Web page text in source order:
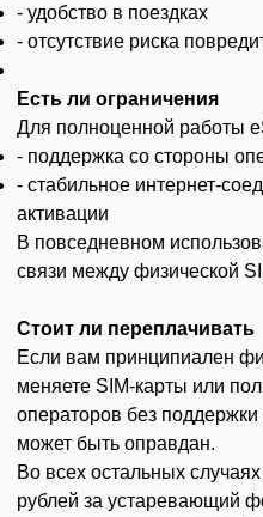
- удобство в поездках
- отсутствие риска
Есть ли ограничения
Для полноценной работы
- поддержка со стороны
- стабильное интернет-
активации
В повседневном
связи между физической
Стоит ли переплачивать
Если вам принципиален
меняете SIM-карты или
операторов без
может быть оправдан.
Во всех остальных
рублей за устаревающий